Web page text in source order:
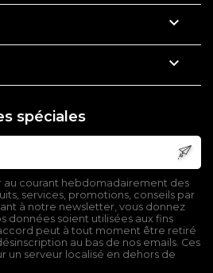


spéciales
au courant hebdomadairement des
services, promotions, conseils par
à notre newsletter, vous donnez
données soient utilisées aux fins
peut à tout moment être retiré
au bas de nos emails. Ces
un serveur localisé en dehors de